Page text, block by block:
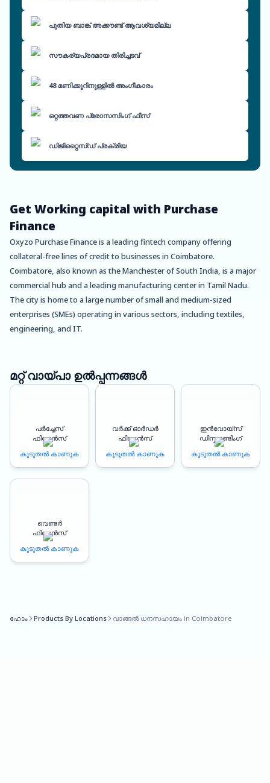
പുതിയ ബാങ്ക് അക്കൗണ്ട് ആവശ്യമില്ല
സൗകര്യപ്രദമായ തിരിച്ചടവ്
48 മണിക്കൂറിനുള്ളിൽ അംഗീകാരം
ഒറ്റത്തവണ പ്രോസസിംഗ് ഫീസ്
ഡിജിറ്റൈസ്ഡ് പ്രക്രിയ
Get Working capital with Purchase
Finance
Oxyzo Purchase Finance is a leading fintech company offering
collateral-free lines of credit to businesses in Coimbatore.
Coimbatore, also known as the Manchester of South India, is a major
commercial hub and a leading manufacturing center in Tamil Nadu.
The city is home to a large number of small and medium-sized
enterprises (SMEs) operating in various sectors, including textiles,
engineering, and IT.
Coimbatore is that it can help businesses procure goods and services
at a cheaper rate. With a credit line from Oxyzo, businesses can
and improve their profit margins.
Another advantage of using Oxyzo is that it can help businesses
credit, businesses can manage their cash flow more effectively and
on costly credit facilities and improve their overall financial health.
The process of applying for and using Oxyzo’s credit line is also
മറ്റ് വായ്പാ ഉൽപ്പന്നങ്ങൾ
പർച്ചേസ്
ഫിനാൻസ്
കൂടുതൽ കാണുക
വർക്ക് ഓർഡർ
ഫിനാൻസ്
കൂടുതൽ കാണുക
ഇൻവോയ്സ്
ഡിസ്കൗണ്ടിംഗ്
കൂടുതൽ കാണുക
വെണ്ടർ
ഫിനാൻസ്
കൂടുതൽ കാണുക
ഹോം Products By Locations വാങ്ങൽ ധനസഹായം in Coimbatore